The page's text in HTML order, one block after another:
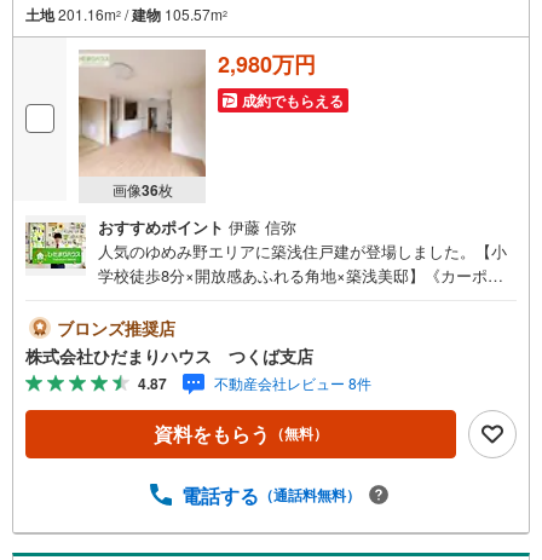
土地201.16m2 /建物 105.57m2
画像36枚
2,980万円
成約でもらえる
おすすめポイント 伊藤 信弥
人気のゆめみ野エリアに築浅住戸建が登場しました。【小
学校徒歩8分×開放感あふれる角地×築浅美邸】《カーポー
クローク・パントリー・WICと収納豊富》■スーパー・学
校・公園が徒歩圏■玄関カードキー■周辺公園が充実ペット
と過ごす◎■都市ガス 上下水道 ■カーポート付き、目隠
しフェンスのプライベート庭■角地×土地約60坪×収納充実
の4LDKマイホーム探しは、ひだまりハウスにご相談くださ
い！■自己資金￥0からの住宅購入できます！■他社様でご
価格変更の情報がとてもスピーディーです。■インターネッ
でのやりとりだけで大丈夫です。■お忙しいときは現地待合
ブロンズ推奨店
株式会社ひだまりハウス つくば支店
4.87 不動産会社レビュー 8件
資料をもらう （無料）
電話する （通話料無料）